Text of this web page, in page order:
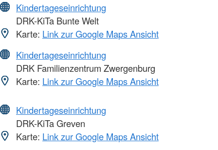
Kindertageseinrichtung
DRK-KiTa Bunte Welt
Karte: Link zur Google Maps Ansicht
Kindertageseinrichtung
DRK Familienzentrum Zwergenburg
Karte: Link zur Google Maps Ansicht
Kindertageseinrichtung
DRK-KiTa Greven
Karte: Link zur Google Maps Ansicht